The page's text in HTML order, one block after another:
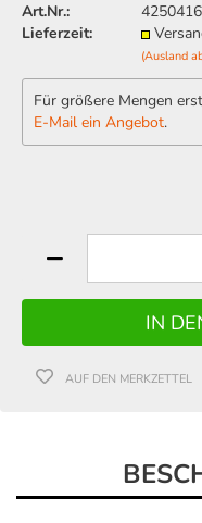
Art.Nr.:
Lieferzeit:
(Ausland
Für größere Mengen
E-Mail ein Angebot.
AUF DEN MERKZETTEL